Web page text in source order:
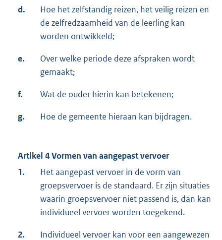
d.
Hoe het zelfstandig reizen, het veilig reizen en
de zelfredzaamheid van de leerling kan
worden ontwikkeld;
e.
Over welke periode deze afspraken wordt
gemaakt;
f. Wat de ouder hierin kan betekenen;
g. Hoe de gemeente hieraan kan bijdragen.
Artikel 4 Vormen van aangepast vervoer
1.
Het aangepast vervoer in de vorm van
groepsvervoer is de standaard. Er zijn situaties
waarin groepsvervoer niet passend is, dan kan
individueel vervoer worden toegekend.
2.
Individueel vervoer kan voor een aangewezen